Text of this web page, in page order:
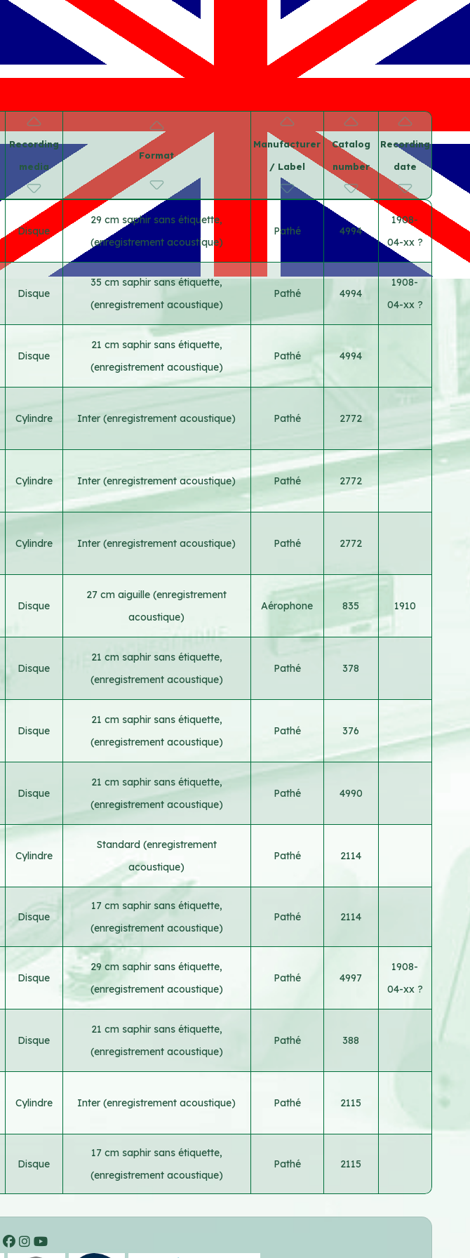
Recording
media
Format
Manufacturer
/ Label
Catalog
number
Recording
date
Disque
29 cm saphir sans étiquette,
(enregistrement acoustique)
Pathé 4994
1908-
04-xx ?
Disque
35 cm saphir sans étiquette,
(enregistrement acoustique)
Pathé 4994
1908-
04-xx ?
Disque
21 cm saphir sans étiquette,
(enregistrement acoustique)
Pathé 4994
Cylindre Inter (enregistrement acoustique) Pathé 2772
Cylindre Inter (enregistrement acoustique) Pathé 2772
Cylindre Inter (enregistrement acoustique) Pathé 2772
Disque
27 cm aiguille (enregistrement
acoustique)
Aérophone 835 1910
Disque
21 cm saphir sans étiquette,
(enregistrement acoustique)
Pathé 378
Disque
21 cm saphir sans étiquette,
(enregistrement acoustique)
Pathé 376
Disque
21 cm saphir sans étiquette,
(enregistrement acoustique)
Pathé 4990
Cylindre
Standard (enregistrement
acoustique)
Pathé 2114
Disque
17 cm saphir sans étiquette,
(enregistrement acoustique)
Pathé 2114
Disque
29 cm saphir sans étiquette,
(enregistrement acoustique)
Pathé 4997
1908-
04-xx ?
Disque
21 cm saphir sans étiquette,
(enregistrement acoustique)
Pathé 388
Cylindre Inter (enregistrement acoustique) Pathé 2115
Disque
17 cm saphir sans étiquette,
(enregistrement acoustique)
Pathé 2115